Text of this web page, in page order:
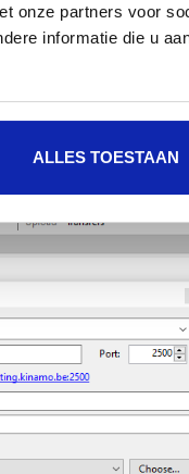
onze partners voor
informatie die u
ALLES TOESTAAN
menu